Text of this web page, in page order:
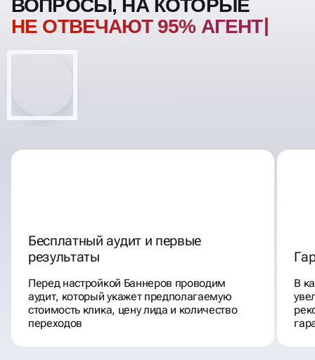
ВОПРОСЫ, НА КОТОРЫЕ
НЕ ОТВЕЧАЮТ 95%
Бесплатный аудит и первые
результаты
Перед настройкой Баннеров проводим
аудит, который укажет предполагаемую
стоимость клика, цену лида и количество
В